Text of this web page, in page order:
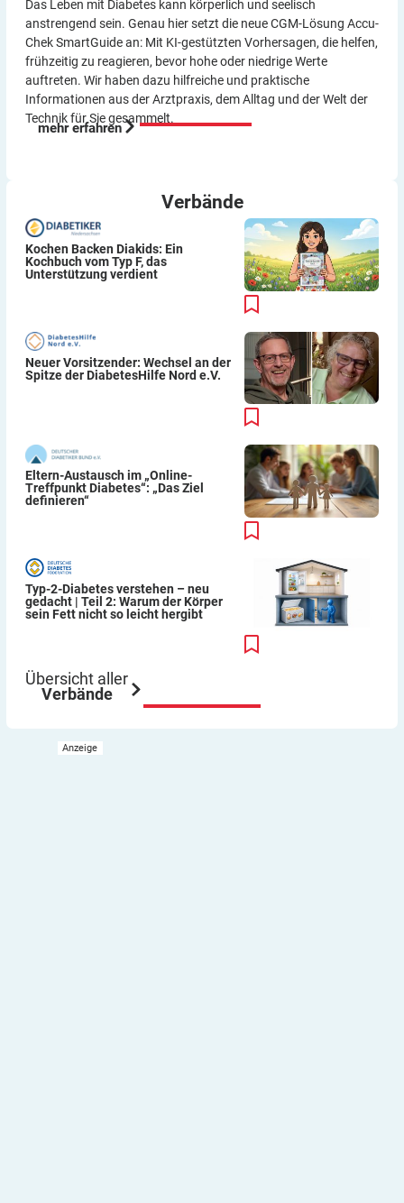
Das Leben mit Diabetes kann körperlich und seelisch
anstrengend sein. Genau hier setzt die neue CGM-Lösung Accu-
Chek SmartGuide an: Mit KI-gestützten Vorher­sagen, die helfen,
frühzeitig zu reagieren, bevor hohe oder niedrige Werte
auftreten. Wir haben dazu hilf­reiche und praktische
Informationen aus der Arzt­praxis, dem Alltag und der Welt der
Technik für Sie gesammelt.
mehr erfahren
Verbände
Kochen Backen Diakids: Ein
Kochbuch vom Typ F, das
Unterstützung verdient
Neuer Vorsitzender: Wechsel an der
Spitze der DiabetesHilfe Nord e.V.
Eltern-Austausch im „Online-
Treffpunkt Diabetes“: „Das Ziel
definieren“
Typ-2-Diabetes verstehen – neu
gedacht | Teil 2: Warum der Körper
sein Fett nicht so leicht hergibt
Übersicht aller
Verbände